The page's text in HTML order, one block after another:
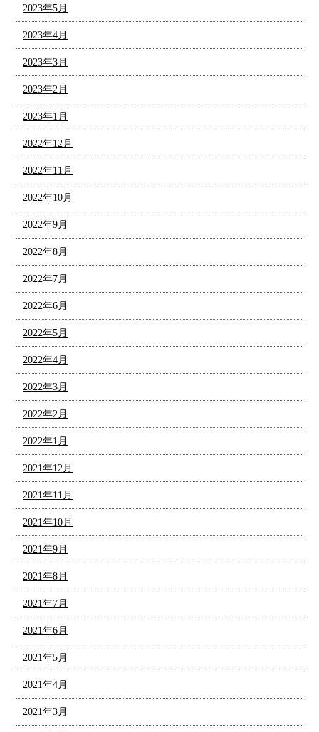
2023年5月
2023年4月
2023年3月
2023年2月
2023年1月
2022年12月
2022年11月
2022年10月
2022年9月
2022年8月
2022年7月
2022年6月
2022年5月
2022年4月
2022年3月
2022年2月
2022年1月
2021年12月
2021年11月
2021年10月
2021年9月
2021年8月
2021年7月
2021年6月
2021年5月
2021年4月
2021年3月